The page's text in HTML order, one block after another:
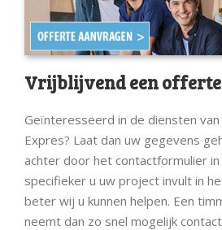
Vrijblijvend een
Geïnteresseerd in de diensten
Expres? Laat dan uw gegevens
achter door het contactformulier
specifieker u uw project invult in
beter wij u kunnen helpen. Een
neemt dan zo snel mogelijk